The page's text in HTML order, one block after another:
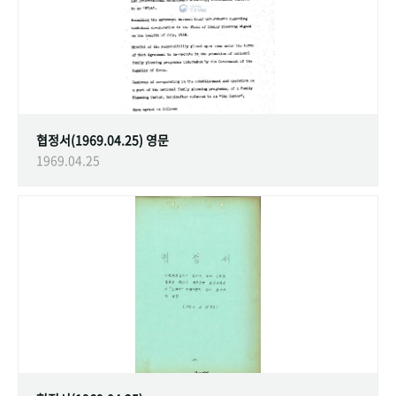
협정서(1969.04.25) 영문
1969.04.25